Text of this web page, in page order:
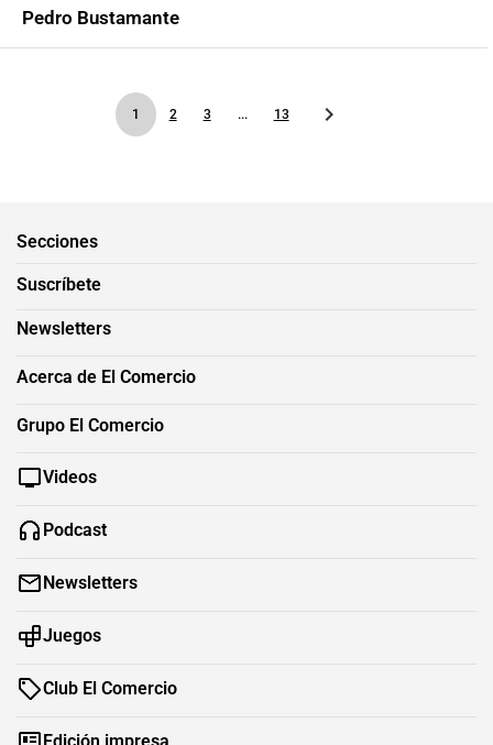
Pedro Bustamante
1 2 3 ... 13
Secciones
Suscríbete
Newsletters
Acerca de El Comercio
Grupo El Comercio
Videos
Podcast
Newsletters
Juegos
Club El Comercio
Edición impresa